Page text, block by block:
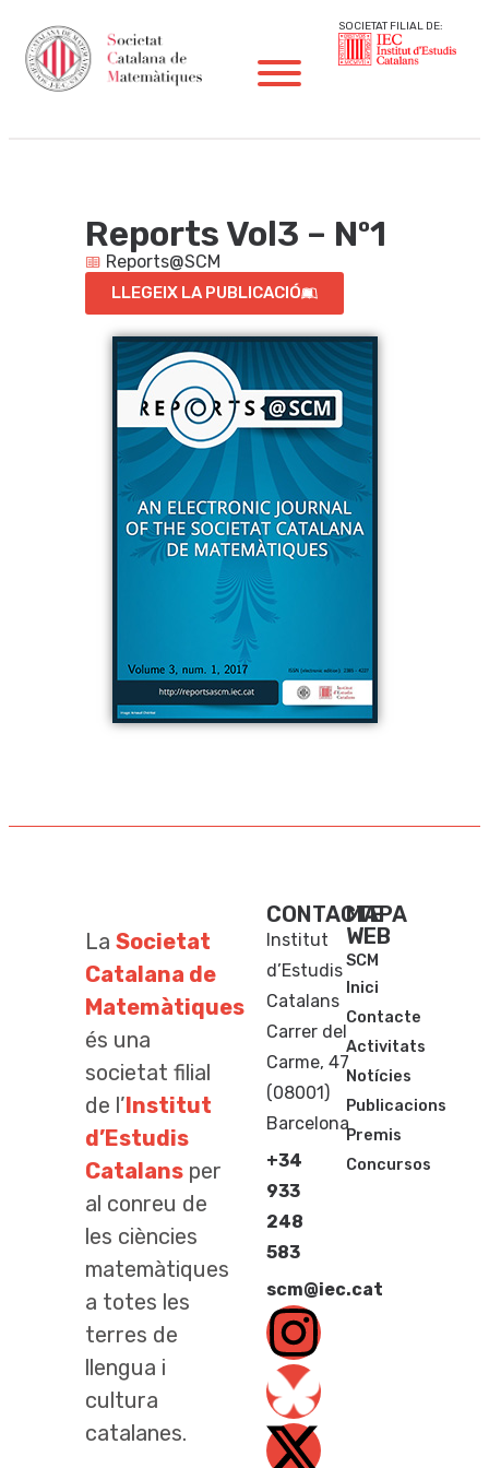
SOCIETAT FILIAL DE:
Reports Vol3 – Nº1
Reports@SCM
LLEGEIX LA PUBLICACIÓ
La Societat
Catalana de
Matemàtiques
és una
societat filial
de l’Institut
d’Estudis
Catalans per
al conreu de
les ciències
matemàtiques
a totes les
terres de
llengua i
cultura
catalanes.
CONTACTE
Institut
d’Estudis
Catalans
Carrer del
Carme, 47
(08001)
Barcelona
+34
933
248
583
scm@iec.cat
MAPA
WEB
SCM
Inici
Contacte
Activitats
Notícies
Publicacions
Premis
Concursos